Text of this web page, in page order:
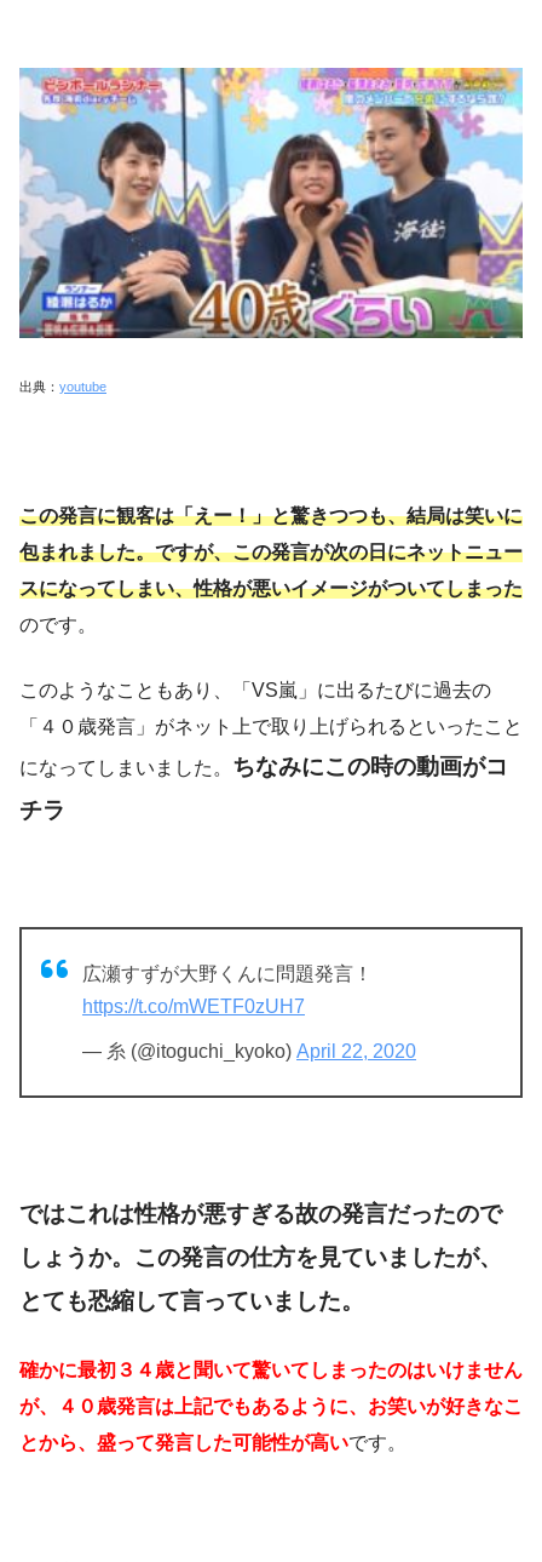
出典： youtube
この発言に観客は「えー！」と驚きつつも、結局は笑いに
包まれました。ですが、この発言が次の日にネットニュー
スになってしまい、性格が悪いイメージがついてしまった
のです。
このようなこともあり、「VS嵐」に出るたびに過去の
「４０歳発言」がネット上で取り上げられるといったこと
になってしまいました。 ちなみにこの時の動画がコ
チラ
広瀬すずが大野くんに問題発言！
https://t.co/mWETF0zUH7
— 糸 (@itoguchi_kyoko) April 22, 2020
ではこれは性格が悪すぎる故の発言だったので
しょうか。この発言の仕方を見ていましたが、
とても恐縮して言っていました。
確かに最初３４歳と聞いて驚いてしまったのはいけません
が、４０歳発言は上記でもあるように、お笑いが好きなこ
とから、盛って発言した可能性が高いです。